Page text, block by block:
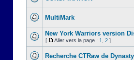
MultiMark
New York Warriors version
[ Aller vers la page : 1 2 ]
Recherche CTRaw de